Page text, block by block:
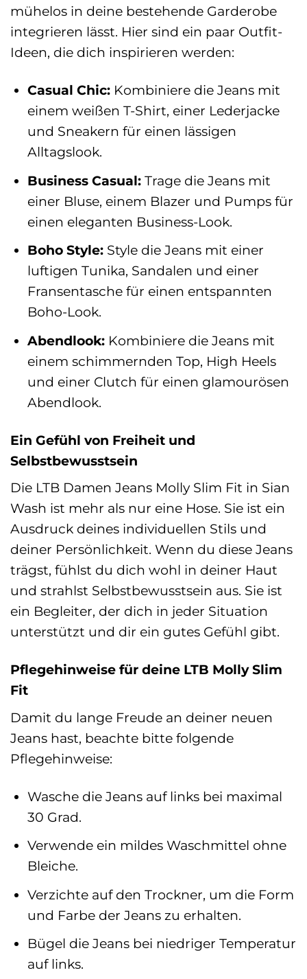
mühelos in deine bestehende Garderobe
integrieren lässt. Hier sind ein paar Outfit-
Ideen, die dich inspirieren werden:
Casual Chic:Kombiniere die Jeans mit
einem weißen T-Shirt, einer Lederjacke
und Sneakern für einen lässigen
Alltagslook.
Business Casual:Trage die Jeans mit
einer Bluse, einem Blazer und Pumps für
einen eleganten Business-Look.
Boho Style:Style die Jeans mit einer
luftigen Tunika, Sandalen und einer
Fransentasche für einen entspannten
Boho-Look.
Abendlook:Kombiniere die Jeans mit
einem schimmernden Top, High Heels
und einer Clutch für einen glamourösen
Abendlook.
Ein Gefühl von Freiheit und
Selbstbewusstsein
Die LTB Damen Jeans Molly Slim Fit in Sian
Wash ist mehr als nur eine Hose. Sie ist ein
Ausdruck deines individuellen Stils und
deiner Persönlichkeit. Wenn du diese Jeans
trägst, fühlst du dich wohl in deiner Haut
und strahlst Selbstbewusstsein aus. Sie ist
ein Begleiter, der dich in jeder Situation
unterstützt und dir ein gutes Gefühl gibt.
Pflegehinweise für deine LTB Molly Slim
Fit
Damit du lange Freude an deiner neuen
Jeans hast, beachte bitte folgende
Pflegehinweise:
Wasche die Jeans auf links bei maximal
30 Grad.
Verwende ein mildes Waschmittel ohne
Bleiche.
Verzichte auf den Trockner, um die Form
und Farbe der Jeans zu erhalten.
Bügel die Jeans bei niedriger Temperatur
auf links.